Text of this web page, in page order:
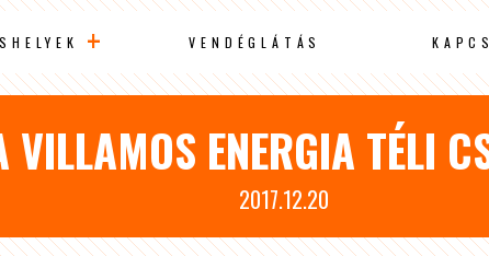
VENDÉGLÁTÁS
VILLAMOS ENERGIA TÉLI
2017.12.20